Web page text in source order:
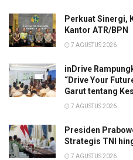
Perkuat Sinergi,
Kantor ATR/BPN
7 AGUSTUS 2026
inDrive
“Drive Your
Garut tentang
7 AGUSTUS 2026
Presiden
Strategis TNI
7 AGUSTUS 2026